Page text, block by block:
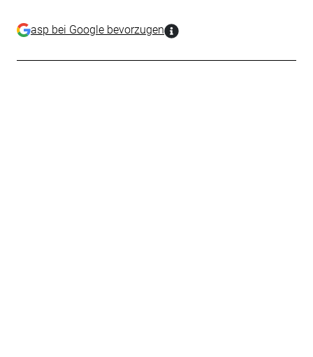
asp bei Google bevorzugen